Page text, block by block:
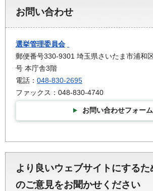
お問い合わせ
選挙管理委員会
郵便番号330-9301 埼玉県さいたま市浦和
号 本庁舎3階
電話： 048-830-2695
ファックス：048-830-4740
お問い合わせフォーム
より良いウェブサイトにするた
のご意見をお聞かせください